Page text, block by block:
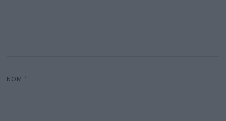
NOM *